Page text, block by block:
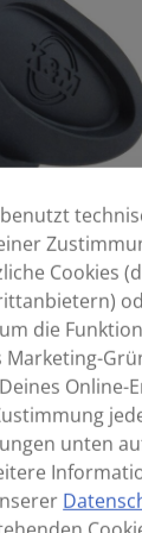
Cookies
die
Marketing-
Online-
unten